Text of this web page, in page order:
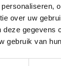
over uw
gebruik van